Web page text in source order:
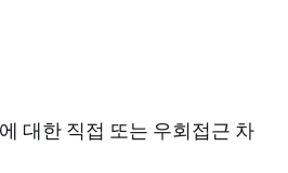
대한 직접 또는 우회접근 차